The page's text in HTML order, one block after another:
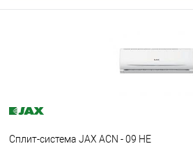
Сплит-система JAX ACN - 09 HE